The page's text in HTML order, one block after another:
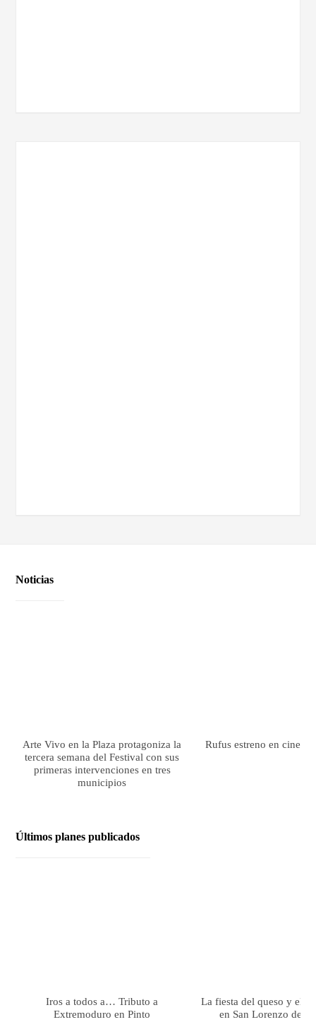
Noticias
Arte Vivo en la Plaza protagoniza la
tercera semana del Festival con sus
primeras intervenciones en tres
municipios
Rufus estreno en cines
Últimos planes publicados
Iros a todos a… Tributo a
Extremoduro en Pinto
La fiesta del queso y el
en San Lorenzo de